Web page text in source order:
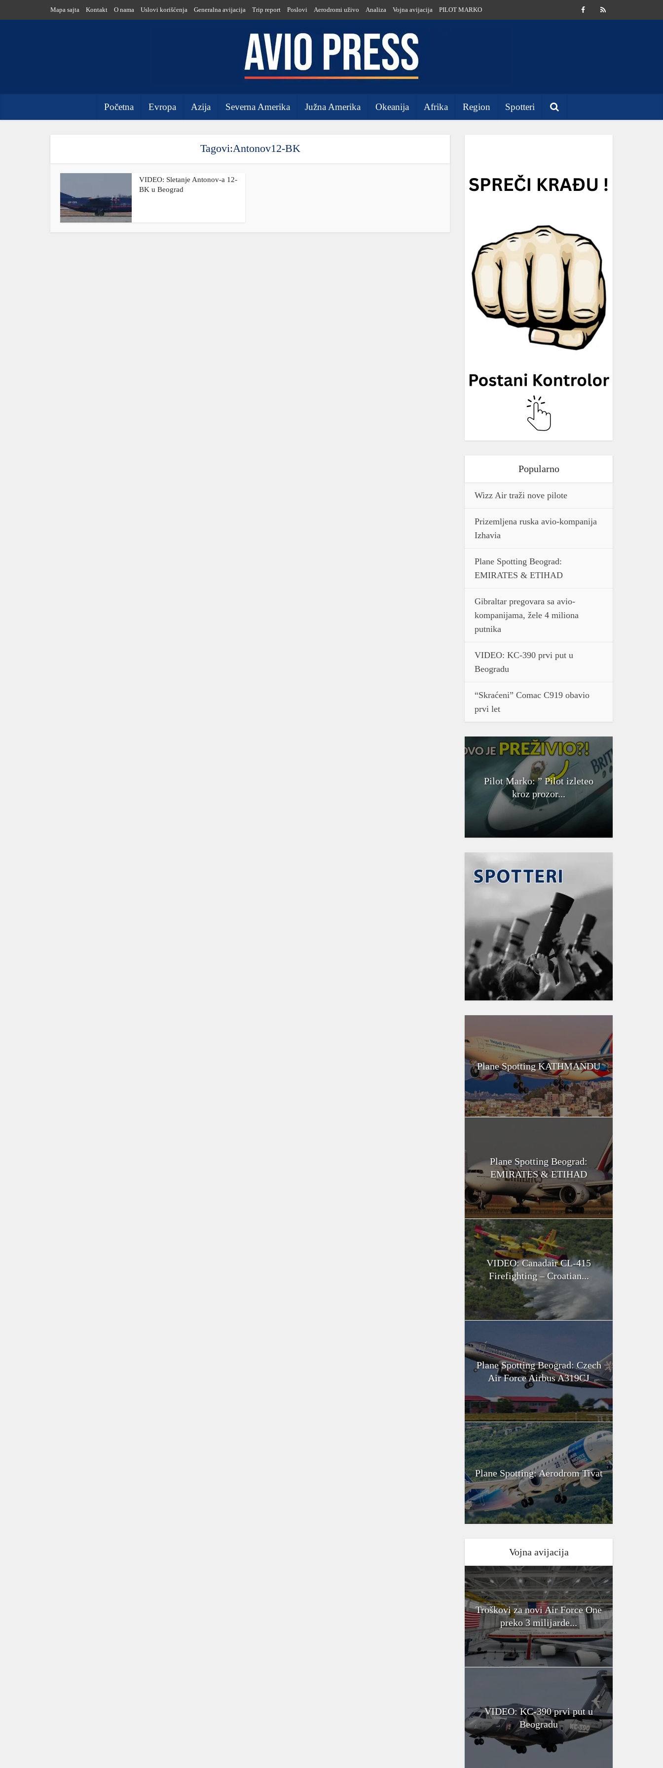
Mapa sajta Kontakt O nama Uslovi korišćenja Generalna avijacija Trip report Poslovi Aerodromi uživo Analiza Vojna avijacija PILOT MARKO
Početna Evropa Azija Severna Amerika Južna Amerika Okeanija Afrika Region Spotteri
Tagovi:Antonov12-BK
VIDEO: Sletanje Antonov-a 12-
BK u Beograd
Popularno
Wizz Air traži nove pilote
Prizemljena ruska avio-kompanija
Izhavia
Plane Spotting Beograd:
EMIRATES & ETIHAD
Gibraltar pregovara sa avio-
kompanijama, žele 4 miliona
putnika
VIDEO: KC-390 prvi put u
Beogradu
“Skraćeni” Comac C919 obavio
prvi let
Pilot Marko: ” Pilot izleteo
kroz prozor...
Plane Spotting KATHMANDU
Plane Spotting Beograd:
EMIRATES & ETIHAD
VIDEO: Canadair CL-415
Firefighting – Croatian...
Plane Spotting Beograd: Czech
Air Force Airbus A319CJ
Plane Spotting: Aerodrom Tivat
Vojna avijacija
Troškovi za novi Air Force One
preko 3 milijarde...
VIDEO: KC-390 prvi put u
Beogradu